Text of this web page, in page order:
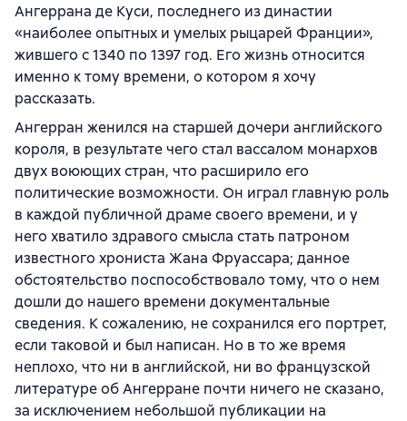
Ангеррана де Куси, последнего из династии
«наиболее опытных и умелых рыцарей Франции»,
жившего с 1340 по 1397 год. Его жизнь относится
именно к тому времени, о котором я хочу
рассказать.
Ангерран женился на старшей дочери английского
короля, в результате чего стал вассалом монархов
двух воюющих стран, что расширило его
политические возможности. Он играл главную роль
в каждой публичной драме своего времени, и у
него хватило здравого смысла стать патроном
известного хрониста Жана Фруассара; данное
обстоятельство поспособствовало тому, что о нем
дошли до нашего времени документальные
сведения. К сожалению, не сохранился его портрет,
если таковой и был написан. Но в то же время
неплохо, что ни в английской, ни во французской
литературе об Ангерране почти ничего не сказано,
за исключением небольшой публикации на